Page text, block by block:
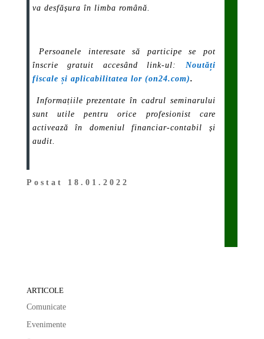
va desfășura în limba română.
Persoanele interesate să participe se pot
înscrie gratuit accesând link-ul: Noutăți
fiscale și aplicabilitatea lor (on24.com).
Informațiile prezentate în cadrul seminarului
sunt utile pentru orice profesionist care
activează în domeniul financiar-contabil și
audit.
Postat 18.01.2022
ARTICOLE
Comunicate
Evenimente